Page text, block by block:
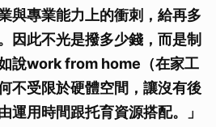
與專業能力上的衝刺，給再多
因此不光是撥多少錢，而是制
說work from home（在家工
不受限於硬體空間，讓沒有後
運用時間跟托育資源搭配。」